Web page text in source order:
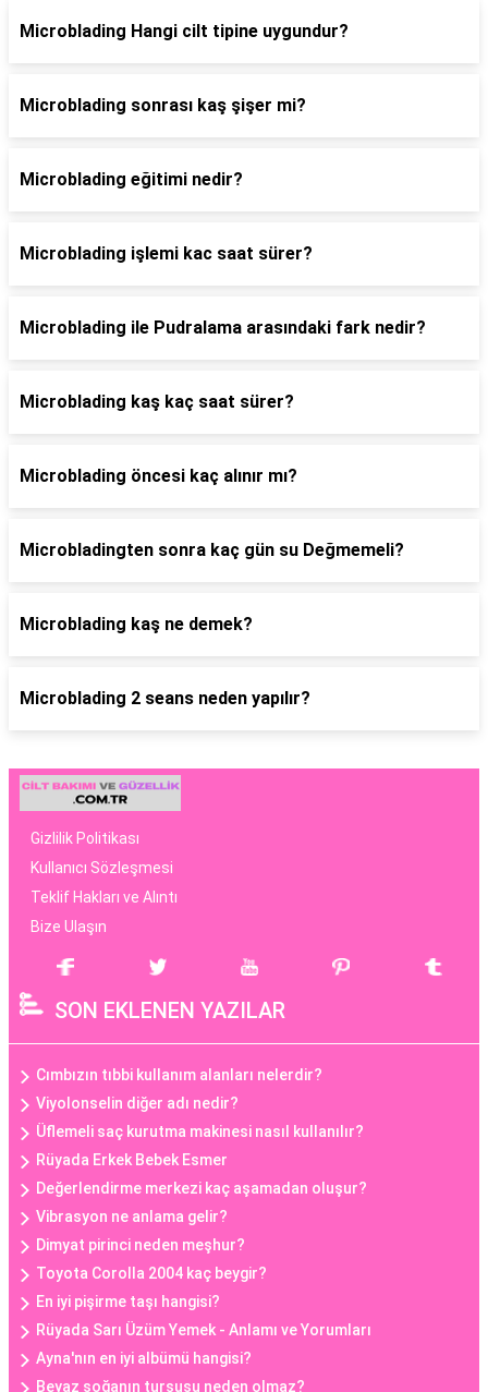
Microblading Hangi cilt tipine uygundur?
Microblading sonrası kaş şişer mi?
Microblading eğitimi nedir?
Microblading işlemi kac saat sürer?
Microblading ile Pudralama arasındaki fark nedir?
Microblading kaş kaç saat sürer?
Microblading öncesi kaç alınır mı?
Microbladingten sonra kaç gün su Değmemeli?
Microblading kaş ne demek?
Microblading 2 seans neden yapılır?
Gizlilik Politikası
Kullanıcı Sözleşmesi
Teklif Hakları ve Alıntı
Bize Ulaşın
SON EKLENEN YAZILAR
Cımbızın tıbbi kullanım alanları nelerdir?
Viyolonselin diğer adı nedir?
Üflemeli saç kurutma makinesi nasıl kullanılır?
Rüyada Erkek Bebek Esmer
Değerlendirme merkezi kaç aşamadan oluşur?
Vibrasyon ne anlama gelir?
Dimyat pirinci neden meşhur?
Toyota Corolla 2004 kaç beygir?
En iyi pişirme taşı hangisi?
Rüyada Sarı Üzüm Yemek - Anlamı ve Yorumları
Ayna'nın en iyi albümü hangisi?
Beyaz soğanın turşusu neden olmaz?